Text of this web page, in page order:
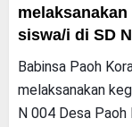
siswa/i di SD
Babinsa Paoh
melaksanakan
N 004 Desa Paoh